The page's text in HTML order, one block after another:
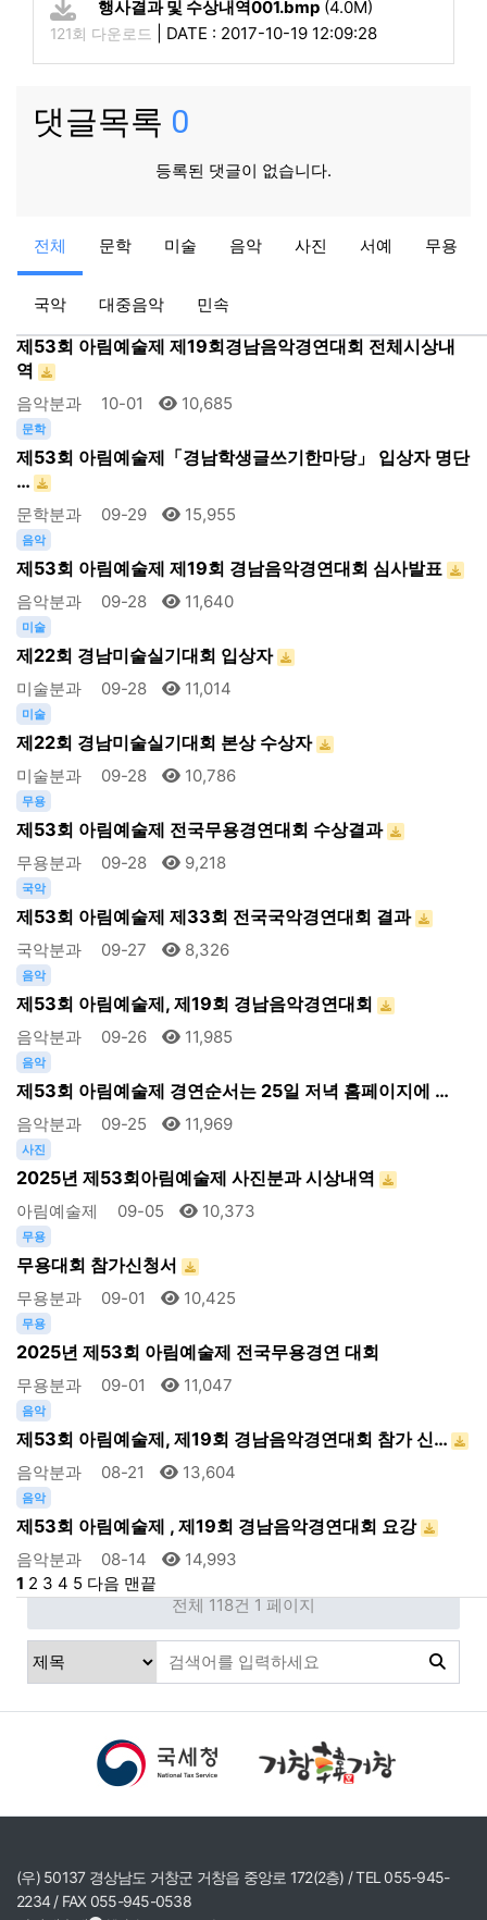
행사결과 및 수상내역001.bmp (4.0M)
121회 다운로드 DATE : 2017-10-19 12:09:28
댓글목록 0
등록된 댓글이 없습니다.
전체 문학 미술 음악 사진 서예 무용
국악 대중음악 민속
2024 제52회 거창군민가요제 본선 진출자 현황
아림예술제 08-27 13,922
제53회 아림예술제 제19회경남음악경연대회 전체시상내
역
음악분과 10-01 10,685
문학
제53회 아림예술제「경남학생글쓰기한마당」 입상자 명단
…
문학분과 09-29 15,955
음악
제53회 아림예술제 제19회 경남음악경연대회 심사발표
음악분과 09-28 11,640
미술
제22회 경남미술실기대회 입상자
미술분과 09-28 11,014
미술
제22회 경남미술실기대회 본상 수상자
미술분과 09-28 10,786
무용
제53회 아림예술제 전국무용경연대회 수상결과
무용분과 09-28 9,218
국악
제53회 아림예술제 제33회 전국국악경연대회 결과
국악분과 09-27 8,326
음악
제53회 아림예술제, 제19회 경남음악경연대회
음악분과 09-26 11,985
음악
제53회 아림예술제 경연순서는 25일 저녁 홈페이지에 …
음악분과 09-25 11,969
사진
2025년 제53회아림예술제 사진분과 시상내역
아림예술제 09-05 10,373
무용
무용대회 참가신청서
무용분과 09-01 10,425
무용
2025년 제53회 아림예술제 전국무용경연 대회
무용분과 09-01 11,047
음악
제53회 아림예술제, 제19회 경남음악경연대회 참가 신…
음악분과 08-21 13,604
음악
제53회 아림예술제 , 제19회 경남음악경연대회 요강
음악분과 08-14
14,993
1 2 3 4 5 다음 맨끝
전체 118건 1 페이지
(우) 50137 경상남도 거창군 거창읍 중앙로 172(2층) / TEL 055-945-
2234 / FAX 055-945-0538